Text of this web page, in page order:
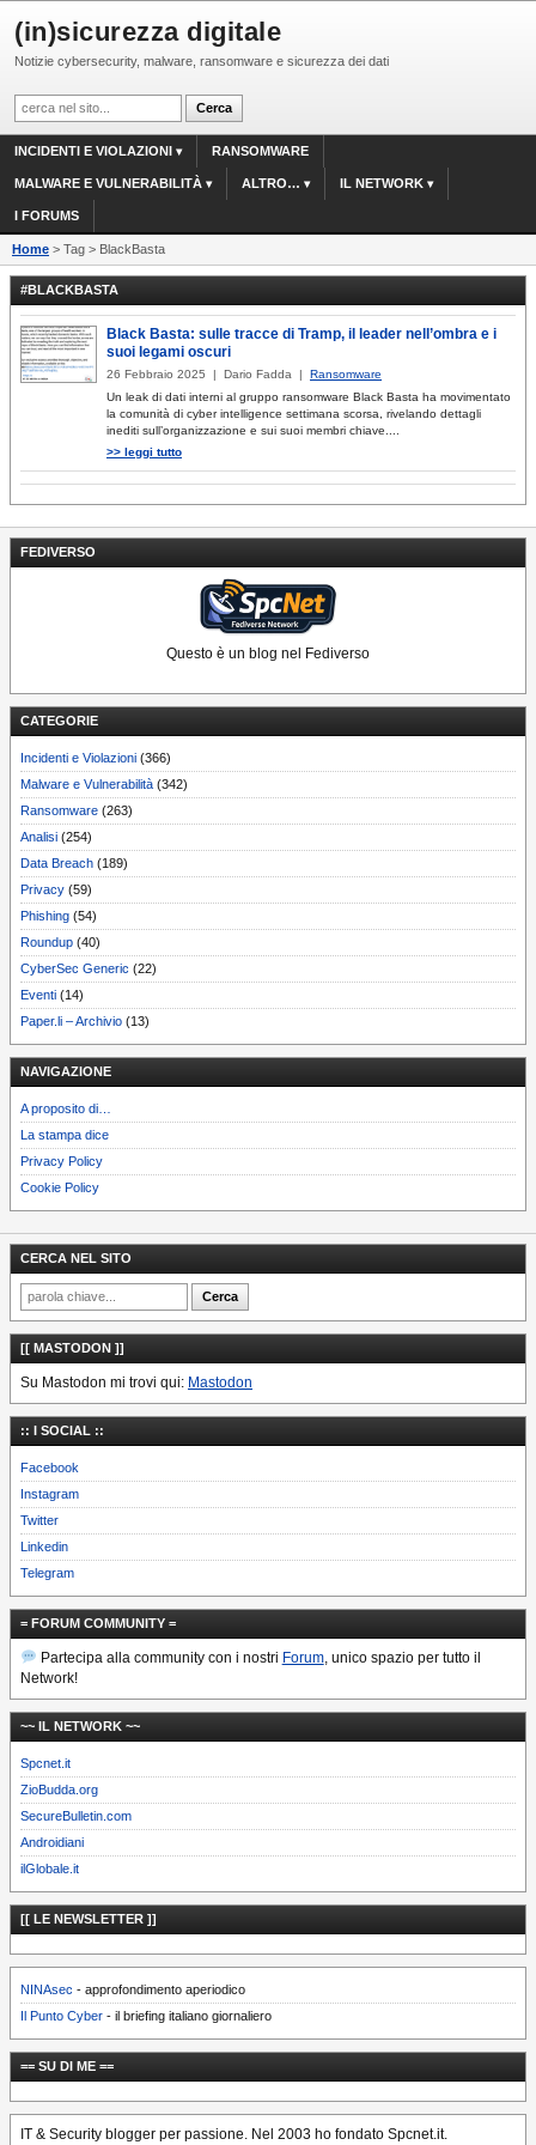
(in)sicurezza digitale
Notizie cybersecurity, malware, ransomware e sicurezza dei dati
INCIDENTI E VIOLAZIONI RANSOMWARE
MALWARE E VULNERABILITÀ ALTRO… IL NETWORK
I FORUMS
Home > Tag > BlackBasta
FEDIVERSO
Questo è un blog nel Fediverso
CATEGORIE
Incidenti e Violazioni (366)
Malware e Vulnerabilità (342)
Ransomware (263)
Analisi (254)
Data Breach (189)
Privacy (59)
Phishing (54)
Roundup (40)
CyberSec Generic (22)
Eventi (14)
Paper.li – Archivio (13)
NAVIGAZIONE
A proposito di…
La stampa dice
Privacy Policy
Cookie Policy
#BLACKBASTA
Black Basta: sulle tracce di Tramp, il leader nell’ombra e i
suoi legami oscuri
26 Febbraio 2025 | Dario Fadda | Ransomware
Un leak di dati interni al gruppo ransomware Black Basta ha movimentato
la comunità di cyber intelligence settimana scorsa, rivelando dettagli
inediti sull’organizzazione e sui suoi membri chiave....
>> leggi tutto
CERCA NEL SITO
[[ MASTODON ]]
Su Mastodon mi trovi qui: Mastodon
:: I SOCIAL ::
Facebook
Instagram
Twitter
Linkedin
Telegram
= FORUM COMMUNITY =
Partecipa alla community con i nostri Forum, unico spazio per tutto il
Network!
~~ IL NETWORK ~~
Spcnet.it
ZioBudda.org
SecureBulletin.com
Androidiani
ilGlobale.it
[[ LE NEWSLETTER ]]
NINAsec - approfondimento aperiodico
Il Punto Cyber - il briefing italiano giornaliero
== SU DI ME ==
IT & Security blogger per passione. Nel 2003 ho fondato Spcnet.it.